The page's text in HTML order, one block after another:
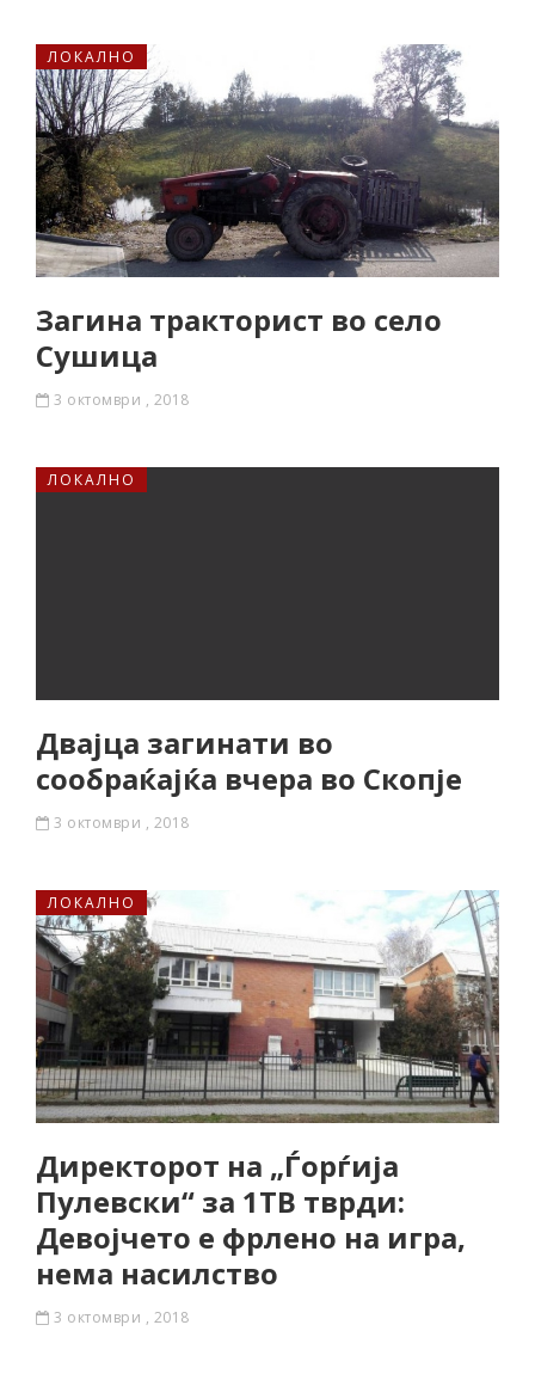
ЛОКАЛНО
Загина тракторист во село
Сушица
3 октомври , 2018
ЛОКАЛНО
Двајца загинати во
сообраќајќa вчера во Скопје
3 октомври , 2018
ЛОКАЛНО
Директорот на „Ѓорѓија
Пулевски“ за 1ТВ тврди:
Девојчето е фрлено на игра,
нема насилство
3 октомври , 2018